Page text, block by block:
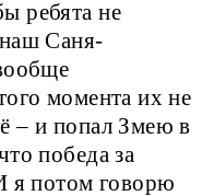
ребята не
Саня-
момента их не
– и попал Змею в
победа за
я потом говорю